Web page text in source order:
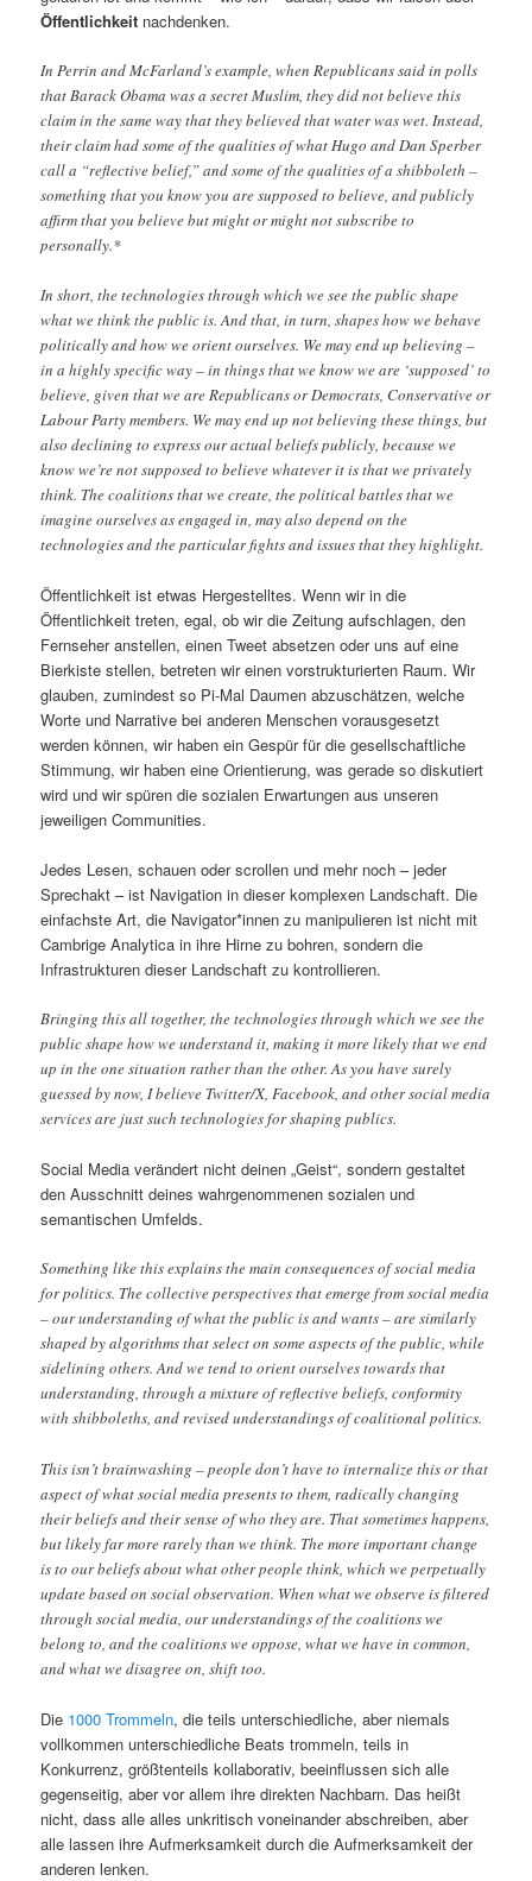
Öffentlichkeit nachdenken.
In Perrin and McFarland’s example, when Republicans said in polls
that Barack Obama was a secret Muslim, they did not believe this
claim in the same way that they believed that water was wet. Instead,
their claim had some of the qualities of what Hugo and Dan Sperber
call a “reflective belief,” and some of the qualities of a shibboleth –
something that you know you are supposed to believe, and publicly
affirm that you believe but might or might not subscribe to
personally.*
In short, the technologies through which we see the public shape
what we think the public is. And that, in turn, shapes how we behave
politically and how we orient ourselves. We may end up believing –
in a highly specific way – in things that we know we are ‘supposed’ to
believe, given that we are Republicans or Democrats, Conservative or
Labour Party members. We may end up not believing these things, but
also declining to express our actual beliefs publicly, because we
know we’re not supposed to believe whatever it is that we privately
think. The coalitions that we create, the political battles that we
imagine ourselves as engaged in, may also depend on the
technologies and the particular fights and issues that they highlight.
Öffentlichkeit ist etwas Hergestelltes. Wenn wir in die
Öffentlichkeit treten, egal, ob wir die Zeitung aufschlagen, den
Fernseher anstellen, einen Tweet absetzen oder uns auf eine
Bierkiste stellen, betreten wir einen vorstrukturierten Raum. Wir
glauben, zumindest so Pi-Mal Daumen abzuschätzen, welche
Worte und Narrative bei anderen Menschen vorausgesetzt
werden können, wir haben ein Gespür für die gesellschaftliche
Stimmung, wir haben eine Orientierung, was gerade so diskutiert
wird und wir spüren die sozialen Erwartungen aus unseren
jeweiligen Communities.
Jedes Lesen, schauen oder scrollen und mehr noch – jeder
Sprechakt – ist Navigation in dieser komplexen Landschaft. Die
einfachste Art, die Navigator*innen zu manipulieren ist nicht mit
Cambrige Analytica in ihre Hirne zu bohren, sondern die
Infrastrukturen dieser Landschaft zu kontrollieren.
Bringing this all together, the technologies through which we see the
public shape how we understand it, making it more likely that we end
up in the one situation rather than the other. As you have surely
guessed by now, I believe Twitter/X, Facebook, and other social media
services are just such technologies for shaping publics.
Social Media verändert nicht deinen „Geist“, sondern gestaltet
den Ausschnitt deines wahrgenommenen sozialen und
semantischen Umfelds.
Something like this explains the main consequences of social media
for politics. The collective perspectives that emerge from social media
– our understanding of what the public is and wants – are similarly
shaped by algorithms that select on some aspects of the public, while
sidelining others. And we tend to orient ourselves towards that
understanding, through a mixture of reflective beliefs, conformity
with shibboleths, and revised understandings of coalitional politics.
This isn’t brainwashing – people don’t have to internalize this or that
aspect of what social media presents to them, radically changing
their beliefs and their sense of who they are. That sometimes happens,
but likely far more rarely than we think. The more important change
is to our beliefs about what other people think, which we perpetually
update based on social observation. When what we observe is filtered
through social media, our understandings of the coalitions we
belong to, and the coalitions we oppose, what we have in common,
and what we disagree on, shift too.
Die 1000 Trommeln, die teils unterschiedliche, aber niemals
vollkommen unterschiedliche Beats trommeln, teils in
Konkurrenz, größtenteils kollaborativ, beeinflussen sich alle
gegenseitig, aber vor allem ihre direkten Nachbarn. Das heißt
nicht, dass alle alles unkritisch voneinander abschreiben, aber
alle lassen ihre Aufmerksamkeit durch die Aufmerksamkeit der
anderen lenken.